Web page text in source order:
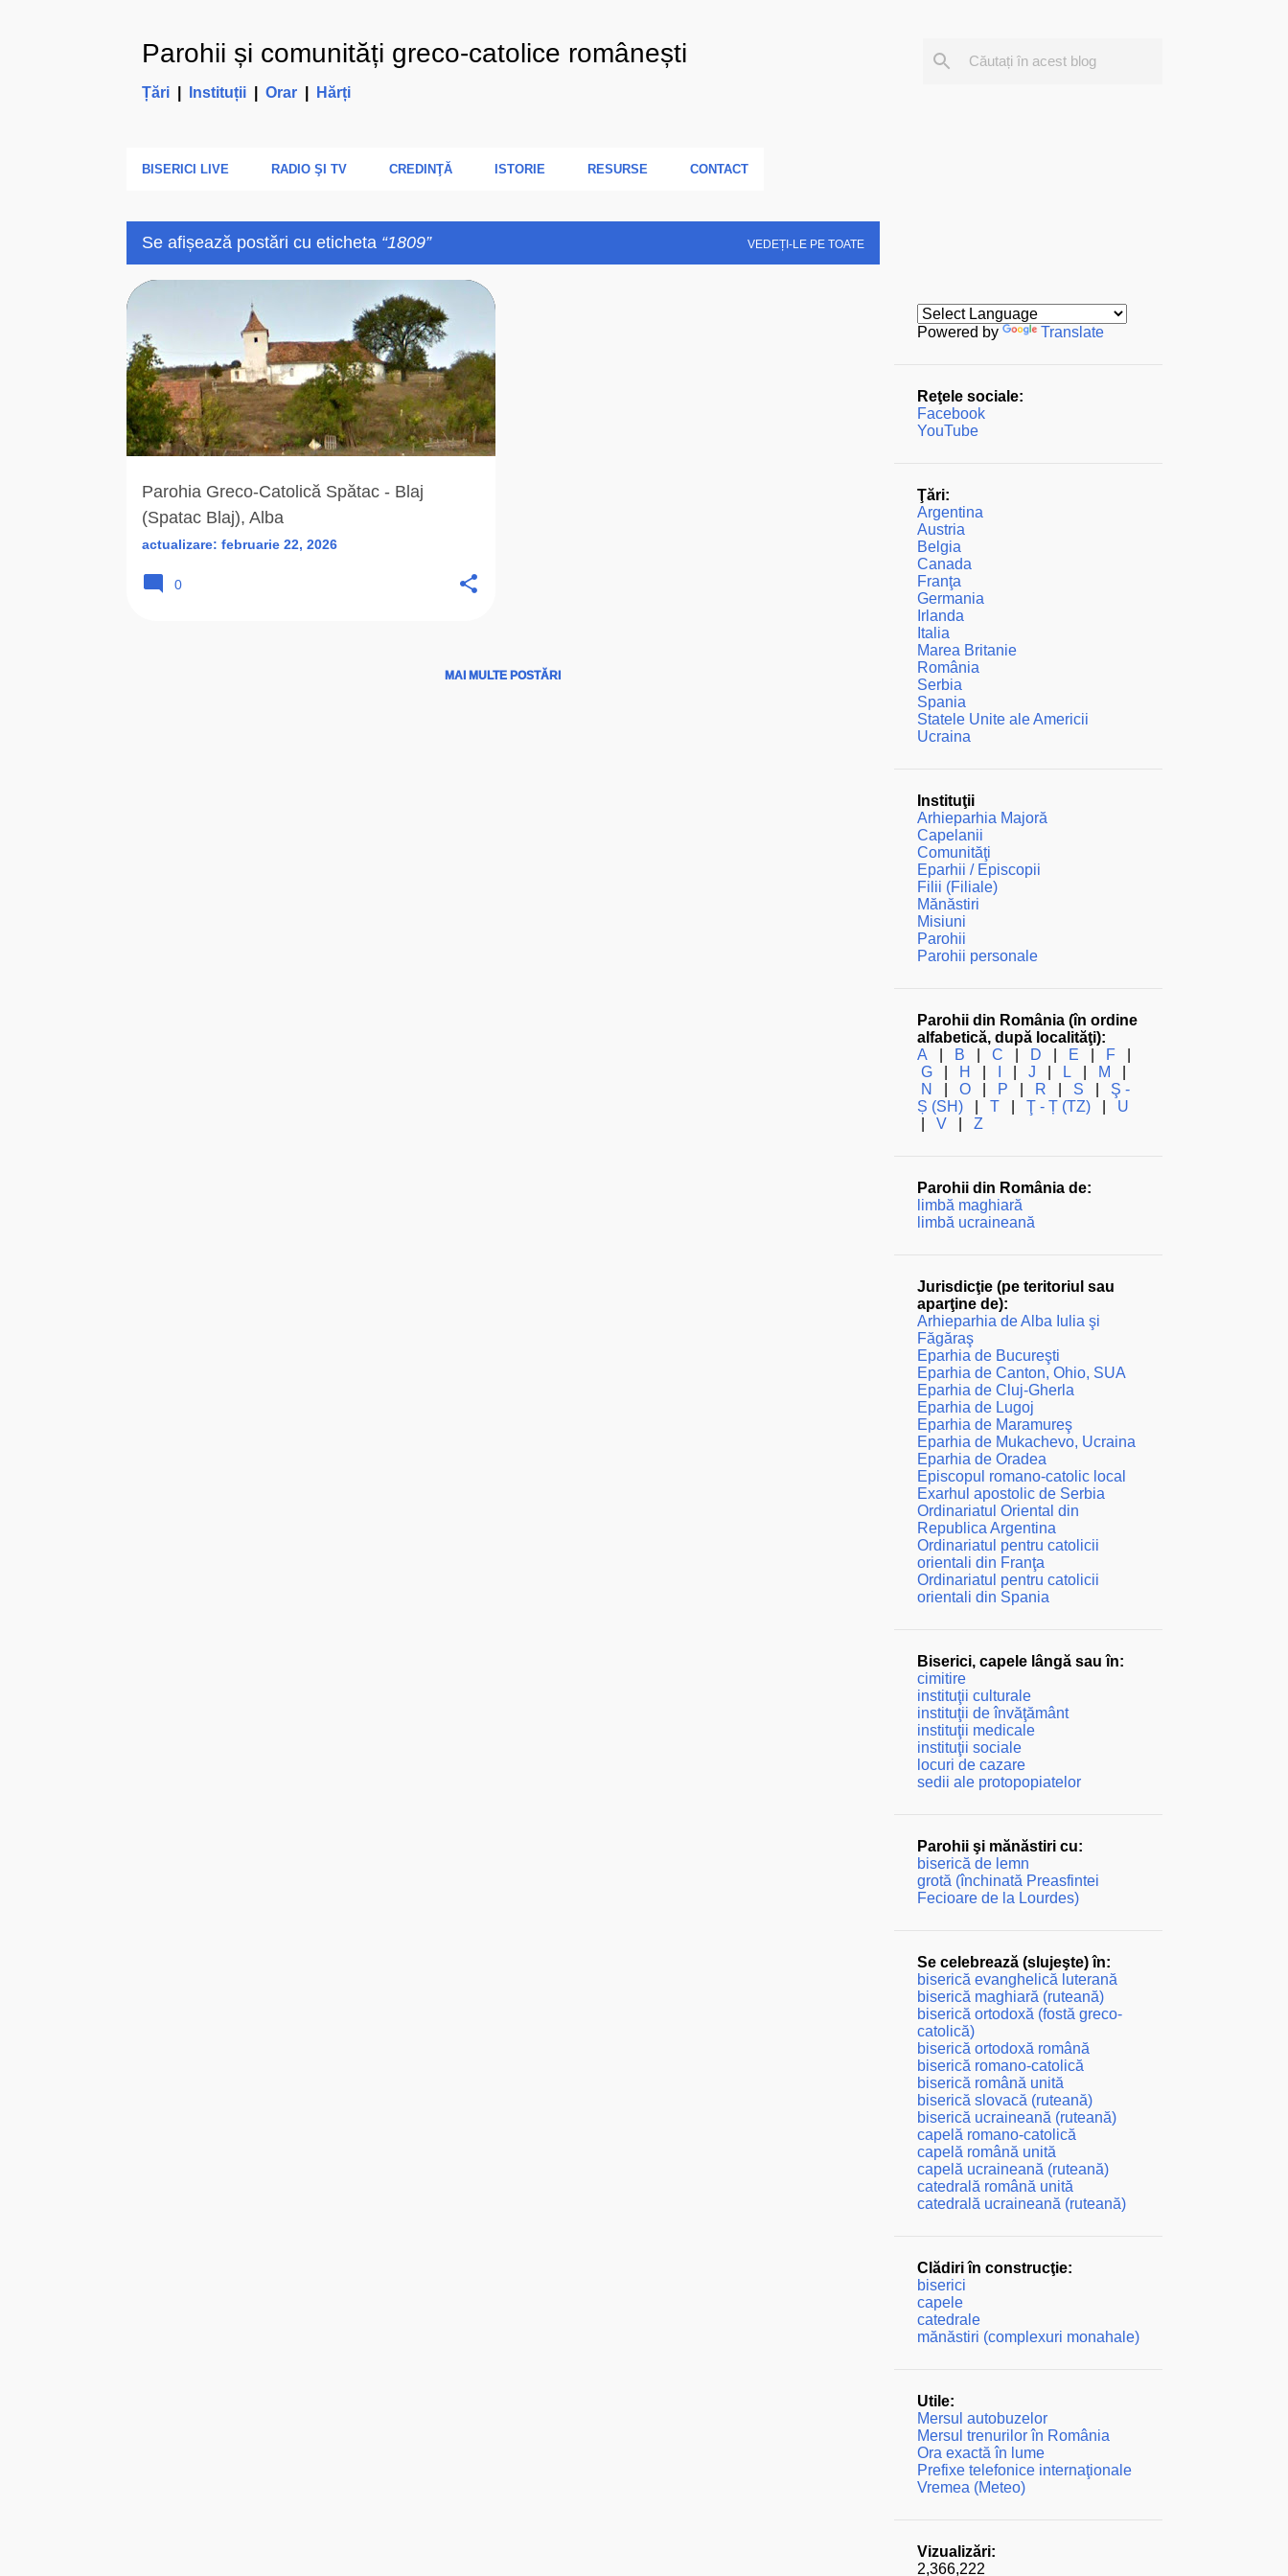
Parohii și comunități greco-catolice românești
Țări| Instituții| Orar| Hărți
BISERICI LIVE RADIO ŞI TV CREDINŢĂ ISTORIE RESURSE CONTACT
Se afișează postări cu eticheta 1809 VEDEȚI-LE PE TOATE
P
o
s
t
ă
r
Parohia Greco-Catolică Spătac - Blaj
(Spatac Blaj), Alba
actualizare: februarie 22, 2026
ARHIEPARHIA
0
MAI MULTE POSTĂRI
Powered by Translate
Reţele sociale:
Facebook
YouTube
Ţări:
Argentina
Austria
Belgia
Canada
Franţa
Germania
Irlanda
Italia
Marea Britanie
România
Serbia
Spania
Statele Unite ale Americii
Ucraina
Instituţii
Arhieparhia Majoră
Capelanii
Comunităţi
Eparhii / Episcopii
Filii (Filiale)
Mănăstiri
Misiuni
Parohii
Parohii personale
Parohii din România (în ordine
alfabetică, după localităţi):
A
B C D E F|
G| H J L M
N
O| P R S
Ş -
Ș (SH)| T| Ţ - Ț (TZ)| U
V| Z
Parohii din România de:
limbă maghiară
limbă ucraineană
Jurisdicţie (pe teritoriul sau
aparţine de):
Arhieparhia de Alba Iulia şi
Făgăraş
Eparhia de Bucureşti
Eparhia de Canton, Ohio, SUA
Eparhia de Cluj-Gherla
Eparhia de Lugoj
Eparhia de Maramureş
Eparhia de Mukachevo, Ucraina
Eparhia de Oradea
Episcopul romano-catolic local
Exarhul apostolic de Serbia
Ordinariatul Oriental din
Republica Argentina
Ordinariatul pentru catolicii
orientali din Franţa
Ordinariatul pentru catolicii
orientali din Spania
Biserici, capele lângă sau în:
cimitire
instituţii culturale
instituţii de învăţământ
instituţii medicale
instituţii sociale
locuri de cazare
sedii ale protopopiatelor
Parohii şi mănăstiri cu:
biserică de lemn
grotă (închinată Preasfintei
Fecioare de la Lourdes)
Se celebrează (slujeşte) în:
biserică evanghelică luterană
biserică maghiară (ruteană)
biserică ortodoxă (fostă greco-
catolică)
biserică ortodoxă română
biserică romano-catolică
biserică română unită
biserică slovacă (ruteană)
biserică ucraineană (ruteană)
capelă romano-catolică
capelă română unită
capelă ucraineană (ruteană)
catedrală română unită
catedrală ucraineană (ruteană)
Clădiri în construcţie:
biserici
capele
catedrale
mănăstiri (complexuri monahale)
Utile:
Mersul autobuzelor
Mersul trenurilor în România
Ora exactă în lume
Prefixe telefonice internaţionale
Vremea (Meteo)
Vizualizări:
2,366,222